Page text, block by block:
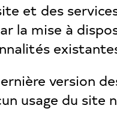
et des
la mise à
version
usage du site